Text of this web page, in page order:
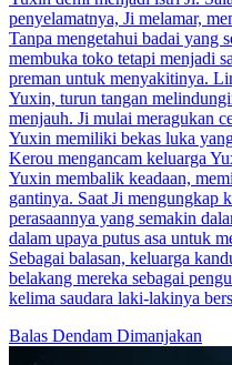
penyelamatnya, Ji melamar,
Tanpa mengetahui badai yang
membuka toko tetapi menjadi
preman untuk menyakitinya.
Yuxin, turun tangan
menjauh. Ji mulai meragukan
Yuxin memiliki bekas luka
Kerou mengancam keluarga
Yuxin membalik keadaan,
gantinya. Saat Ji mengungkap
perasaannya yang semakin
dalam upaya putus asa untuk
Sebagai balasan, keluarga
belakang mereka sebagai
kelima saudara laki-lakinya
Balas Dendam Dimanjakan